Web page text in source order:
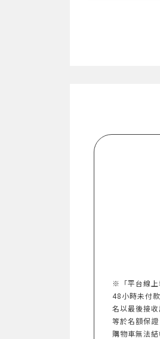
※「平台線上
48小時未付
名以最後接
等於名額保
購物車無法